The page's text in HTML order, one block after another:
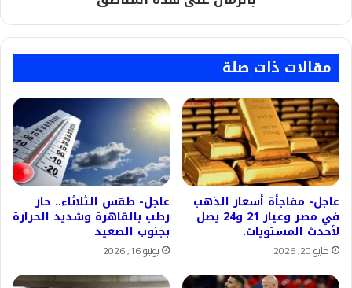
مقالات ذات صلة
عاجل- مفاجأة أسعار الذهب
في مصر وعيار 21 و24 يصل
لأحدث المستويات.
مايو 20, 2026
عاجل- طقس الثلاثاء.. حار
رطب بالقاهرة وشديد الحرارة
بجنوب الصعيد
يونيو 16, 2026